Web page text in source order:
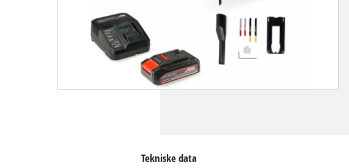
Tekniske data